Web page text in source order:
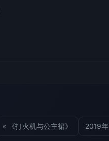
« 《打火机与公主裙》 2019